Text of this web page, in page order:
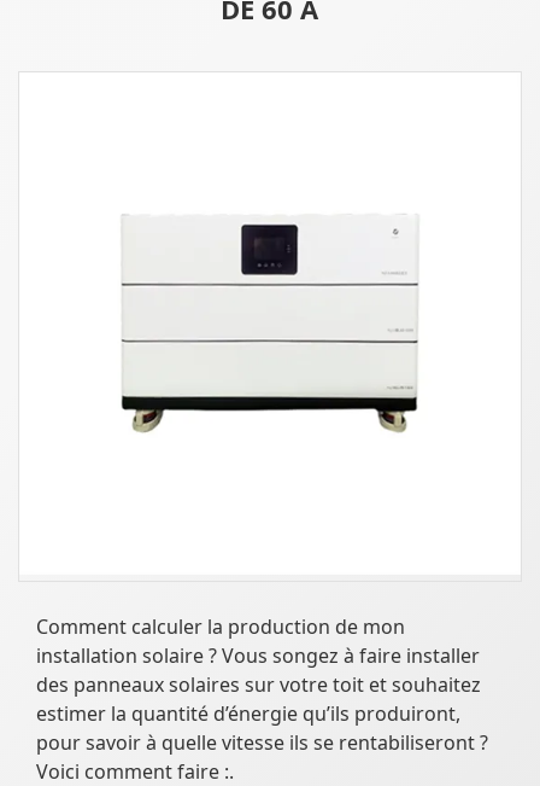
DE 60 A
Comment calculer la production de mon
installation solaire ? Vous songez à faire installer
des panneaux solaires sur votre toit et souhaitez
estimer la quantité d’énergie qu’ils produiront,
pour savoir à quelle vitesse ils se rentabiliseront ?
Voici comment faire :.